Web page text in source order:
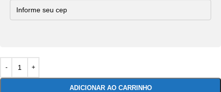
ADICIONAR AO CARRINHO